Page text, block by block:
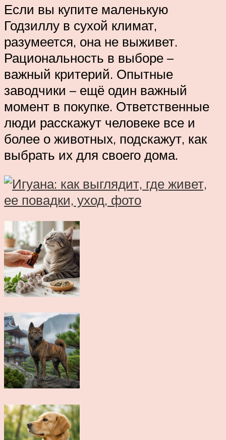
Если вы купите маленькую
Годзиллу в сухой климат,
разумеется, она не выживет.
Рациональность в выборе –
важный критерий. Опытные
заводчики – ещё один важный
момент в покупке. Ответственные
люди расскажут человеке все и
более о животных, подскажут, как
выбрать их для своего дома.